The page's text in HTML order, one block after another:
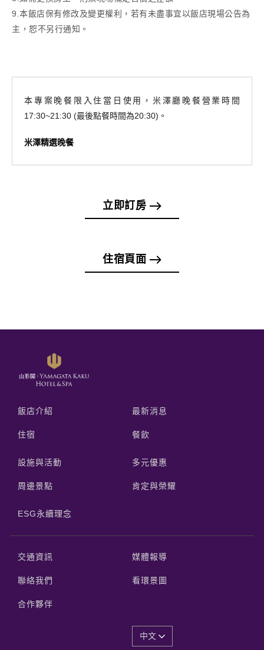
9.本飯店保有修改及變更權利，若有未盡事宜以飯店現場公告為
主，恕不另行通知。
本專案晚餐限入住當日使用，米澤廳晚餐營業時間
17:30~21:30 (最後點餐時間為20:30)。
米澤精選晚餐
立即訂房
住宿頁面
飯店介紹 最新消息
住宿 餐飲
設施與活動 多元優惠
周邊景點 肯定與榮耀
ESG永續理念
交通資訊 媒體報導
聯絡我們 看環景圖
合作夥伴
中文